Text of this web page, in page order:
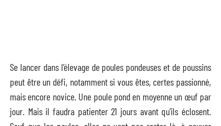
Se lancer dans l’élevage de poules pondeuses et de poussins
peut être un défi, notamment si vous êtes, certes passionné,
mais encore novice. Une poule pond en moyenne un œuf par
jour. Mais il faudra patienter 21 jours avant qu’ils éclosent.